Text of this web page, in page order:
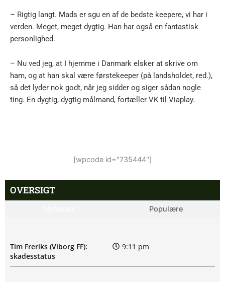
– Rigtig langt. Mads er sgu en af de bedste keepere, vi har i
verden. Meget, meget dygtig. Han har også en fantastisk
personlighed.
– Nu ved jeg, at I hjemme i Danmark elsker at skrive om
ham, og at han skal være førstekeeper (på landsholdet, red.),
så det lyder nok godt, når jeg sidder og siger sådan nogle
ting. En dygtig, dygtig målmand, fortæller VK til Viaplay.
[wpcode id="735444"]
OVERSIGT
Populære
Tim Freriks (Viborg FF):
skadesstatus
9:11 pm